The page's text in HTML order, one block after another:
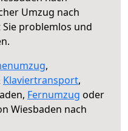
Umzug nach
Sie problemlos und
,
Klaviertransport,
Fernumzug oder
Wiesbaden nach